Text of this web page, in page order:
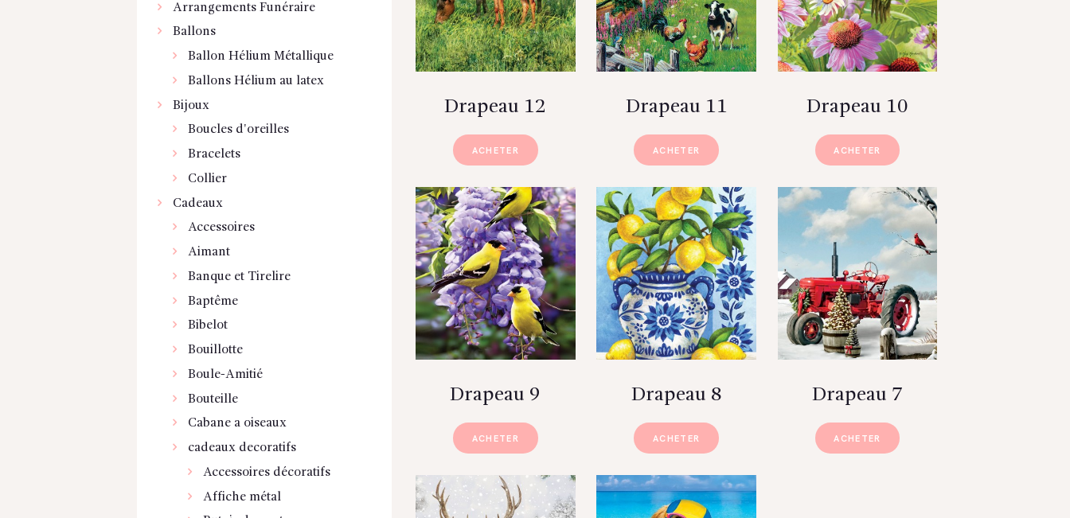
Drapeau 12
ACHETER
Drapeau 11
ACHETER
Drapeau 10
ACHETER
Drapeau 9
ACHETER
Drapeau 8
ACHETER
Drapeau 7
ACHETER
Arrangements Funéraire
Ballons
Ballon Hélium Métallique
Ballons Hélium au latex
Bijoux
Boucles d'oreilles
Bracelets
Collier
Cadeaux
Accessoires
Aimant
Banque et Tirelire
Baptême
Bibelot
Bouillotte
Boule-Amitié
Bouteille
Cabane a oiseaux
cadeaux decoratifs
Accessoires décoratifs
Affiche métal